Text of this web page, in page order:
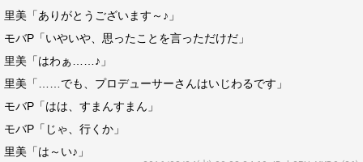
里美「ありがとうございます～♪」
モバP「いやいや、思ったことを言っただけだ」
里美「はわぁ……♪」
里美「……でも、プロデューサーさんはいじわるです」
モバP「はは、すまんすまん」
モバP「じゃ、行くか」
里美「は～い♪」